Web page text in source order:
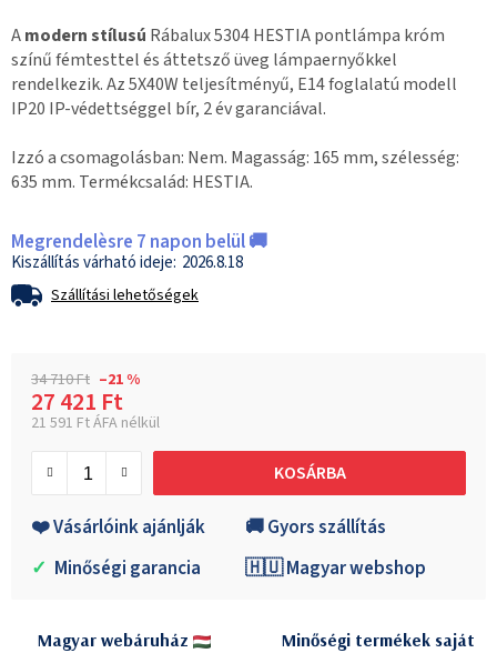
Amodern stílusú Rábalux 5304 HESTIA pontlámpa króm
színű fémtesttel és áttetsző üveg lámpaernyőkkel
rendelkezik. Az 5X40W teljesítményű, E14 foglalatú modell
IP20 IP-védettséggel bír, 2 év garanciával.
Izzó a csomagolásban: Nem. Magasság: 165 mm, szélesség:
635 mm. Termékcsalád: HESTIA.
Megrendelèsre 7 napon belül 🚚
2026.8.18
Szállítási lehetőségek
34 710 Ft –21 %
27 421 Ft
21 591 Ft ÁFA nélkül
KOSÁRBA
❤️ Vásárlóink ajánlják
🚚 Gyors szállítás
✓ Minőségi garancia 🇭🇺 Magyar webshop
Magyar webáruház
Minőségi termékek saját